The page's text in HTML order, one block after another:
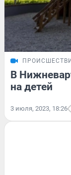
В
на детей
3 июля, 2023, 18:26